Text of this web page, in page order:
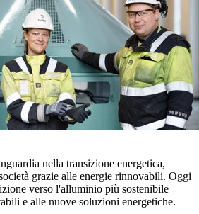
nella transizione energetica,
grazie alle energie rinnovabili. Oggi
verso l'alluminio più sostenibile
e alle nuove soluzioni energetiche.